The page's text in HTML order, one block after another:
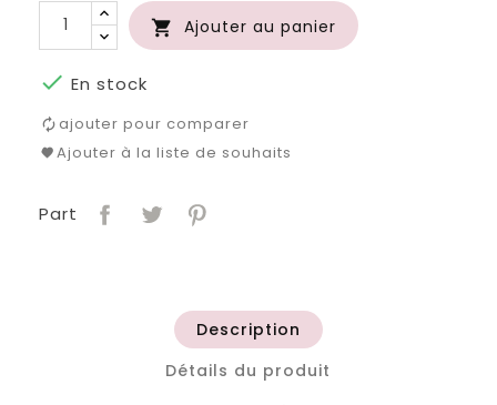
 Ajouter au panier
 En stock
ajouter pour comparer
Ajouter à la liste de souhaits
Part
Description
Détails du produit